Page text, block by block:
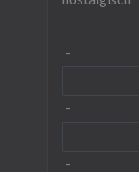
-
-
-